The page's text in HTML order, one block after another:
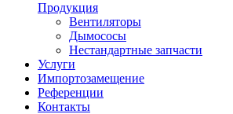
Продукция
Вентиляторы
Дымососы
Нестандартные запчасти
Услуги
Импортозамещение
Референции
Контакты